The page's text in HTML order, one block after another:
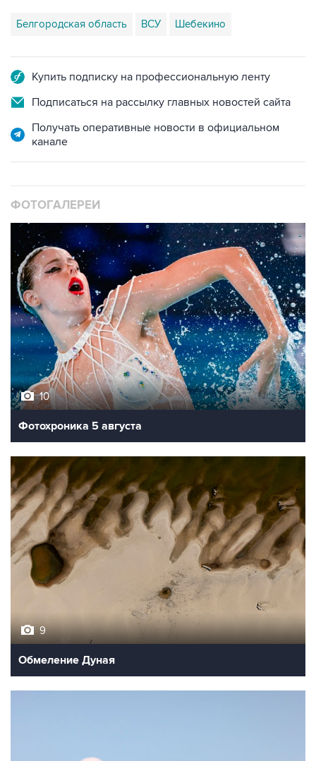
Белгородская область ВСУ Шебекино
Купить подписку на профессиональную ленту
Подписаться на рассылку главных новостей сайта
Получать оперативные новости в официальном
канале
ФОТОГАЛЕРЕИ
10
Фотохроника 5 августа
9
Обмеление Дуная